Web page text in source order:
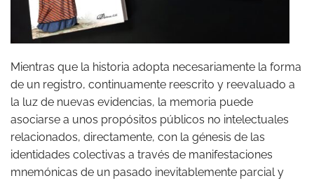
Mientras que la historia adopta necesariamente la forma
de un registro, continuamente reescrito y reevaluado a
la luz de nuevas evidencias, la memoria puede
asociarse a unos propósitos públicos no intelectuales
relacionados, directamente, con la génesis de las
identidades colectivas a través de manifestaciones
mnemónicas de un pasado inevitablemente parcial y